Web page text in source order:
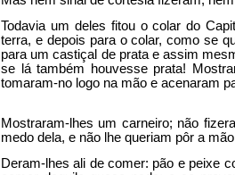
Todavia um deles fitou o colar do
terra, e depois para o colar, como se
para um castiçal de prata e assim
se lá também houvesse prata!
tomaram-no logo na mão e acenaram
Mostraram-lhes um carneiro; não
medo dela, e não lhe queriam pôr a
Deram-lhes ali de comer: pão e peixe